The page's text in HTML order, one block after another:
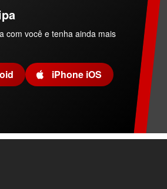
com você e tenha ainda mais
iPhone iOS